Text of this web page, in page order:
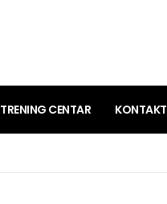
TRENING CENTAR KONTAKT